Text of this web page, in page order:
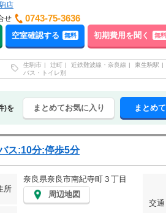
店
せ
0743-75-3636
空室確認する 無料 初期費用を聞く 無料
生駒市 辻町 近鉄難波線・奈良線 東生駒駅
バス・トイレ別
)を まとめてお気に入り まとめ
ス:10分:停歩5分
所
奈良県奈良市南紀寺町３丁目
周辺地図
交通